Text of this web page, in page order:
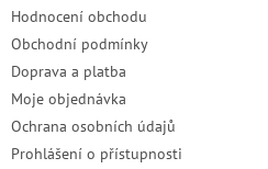
Hodnocení obchodu
Obchodní podmínky
Doprava a platba
Moje objednávka
Ochrana osobních údajů
Prohlášení o přístupnosti